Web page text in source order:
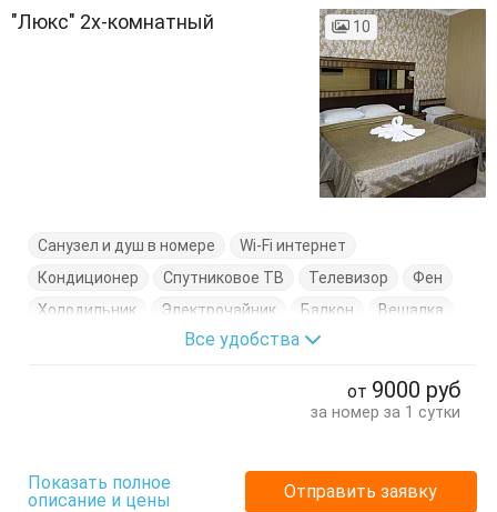
"Люкс" 2х-комнатный 10
Санузел и душ в номере
Wi-Fi интернет
Кондиционер
Спутниковое ТВ Телевизор
Фен
Холодильник
Электрочайник Балкон
Вешалка
Журнальный столик
Тумбочки Шкаф
Все удобства
от 9000 руб
за номер за 1 сутки
Показать полное
описание и цены
Отправить заявку